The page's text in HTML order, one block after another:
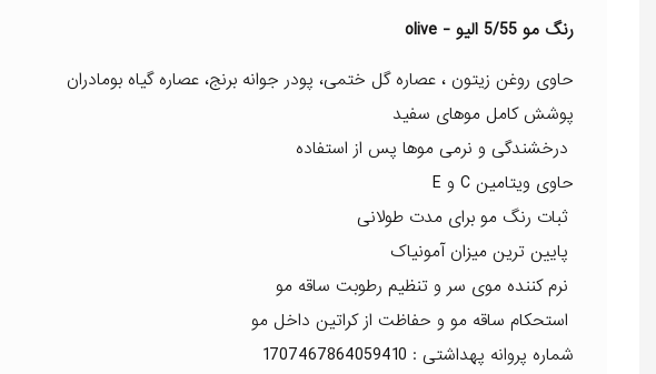
رنگ مو 5/55 الیو - olive
حاوی روغن زیتون ، عصاره گل ختمی، پودر جوانه برنج، عصاره گیاه بومادران
پوشش کامل موهای سفید
درخشندگی و نرمی موها پس از استفاده
حاوی ویتامین C و E
ثبات رنگ مو برای مدت طولانی
پایین ترین میزان آمونیاک
نرم کننده موی سر و تنظیم رطوبت ساقه مو
استحکام ساقه مو و حفاظت از کراتین داخل مو
شماره پروانه پهداشتی : 1707467864059410